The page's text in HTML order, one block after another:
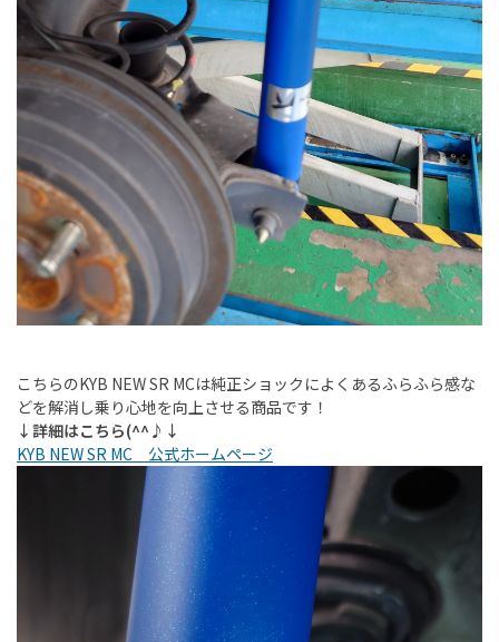
こちらのKYB NEW SR MCは純正ショックによくあるふらふら感な
どを解消し乗り心地を向上させる商品です！
↓詳細はこちら(^^♪↓
KYB NEW SR MC 公式ホームページ